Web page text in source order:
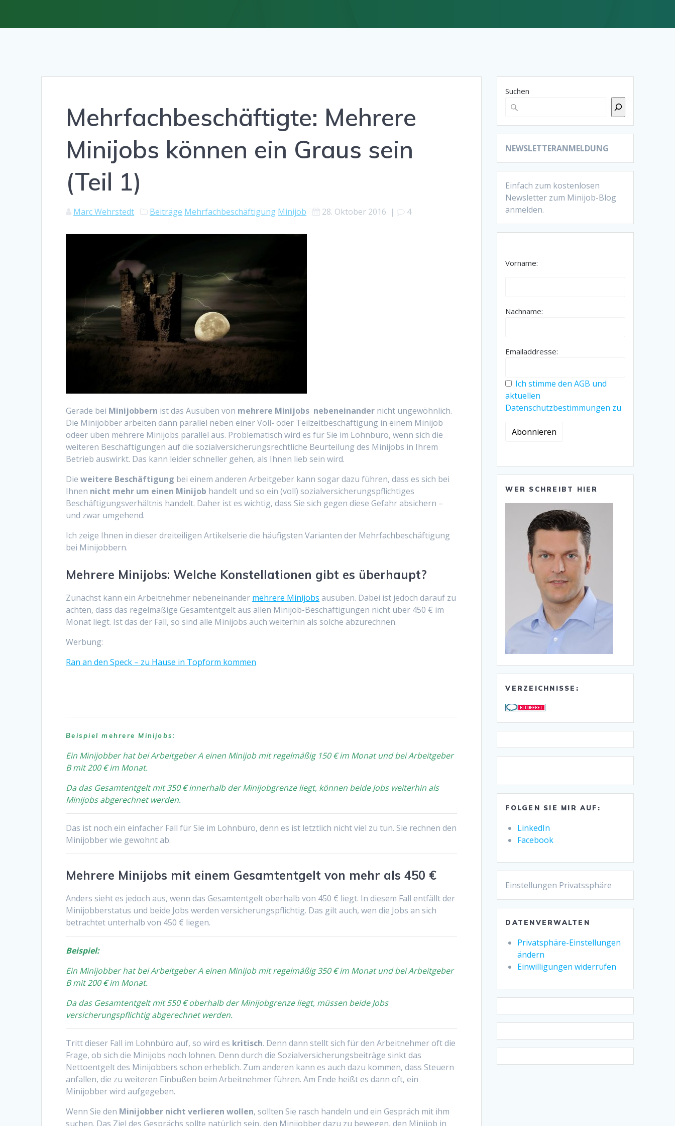
Mehrfachbeschäftigte: Mehrere
Minijobs können ein Graus sein
(Teil 1)
Marc Wehrstedt Beiträge Mehrfachbeschäftigung Minijob 28. Oktober 2016 | 4
Gerade bei Minijobbern ist das Ausüben von mehrere Minijobs nebeneinander nicht ungewöhnlich.
Die Minijobber arbeiten dann parallel neben einer Voll- oder Teilzeitbeschäftigung in einem Minijob
odeer üben mehrere Minijobs parallel aus. Problematisch wird es für Sie im Lohnbüro, wenn sich die
weiteren Beschäftigungen auf die sozialversicherungsrechtliche Beurteilung des Minijobs in Ihrem
Betrieb auswirkt. Das kann leider schneller gehen, als Ihnen lieb sein wird.
Dieweitere Beschäftigung bei einem anderen Arbeitgeber kann sogar dazu führen, dass es sich bei
Ihnen nicht mehr um einen Minijob handelt und so ein (voll) sozialversicherungspflichtiges
Beschäftigungsverhältnis handelt. Daher ist es wichtig, dass Sie sich gegen diese Gefahr absichern –
und zwar umgehend.
Ich zeige Ihnen in dieser dreiteiligen Artikelserie die häufigsten Varianten der Mehrfachbeschäftigung
bei Minijobbern.
Mehrere Minijobs: Welche Konstellationen gibt es überhaupt?
Zunächst kann ein Arbeitnehmer nebeneinander mehrere Minijobs ausüben. Dabei ist jedoch darauf zu
achten, dass das regelmäßige Gesamtentgelt aus allen Minijob-Beschäftigungen nicht über 450 € im
Monat liegt. Ist das der Fall, so sind alle Minijobs auch weiterhin als solche abzurechnen.
Werbung:
Ran an den Speck – zu Hause in Topform kommen
Beispiel mehrere Minijobs:
Ein Minijobber hat bei Arbeitgeber A einen Minijob mit regelmäßig 150 € im Monat und bei Arbeitgeber
B mit 200 € im Monat.
Da das Gesamtentgelt mit 350 € innerhalb der Minijobgrenze liegt, können beide Jobs weiterhin als
Minijobs abgerechnet werden.
Das ist noch ein einfacher Fall für Sie im Lohnbüro, denn es ist letztlich nicht viel zu tun. Sie rechnen den
Minijobber wie gewohnt ab.
Mehrere Minijobs mit einem Gesamtentgelt von mehr als 450 €
Anders sieht es jedoch aus, wenn das Gesamtentgelt oberhalb von 450 € liegt. In diesem Fall entfällt der
Minijobberstatus und beide Jobs werden versicherungspflichtig. Das gilt auch, wen die Jobs an sich
betrachtet unterhalb von 450 € liegen.
Beispiel:
Ein Minijobber hat bei Arbeitgeber A einen Minijob mit regelmäßig 350 € im Monat und bei Arbeitgeber
B mit 200 € im Monat.
Da das Gesamtentgelt mit 550 € oberhalb der Minijobgrenze liegt, müssen beide Jobs
versicherungspflichtig abgerechnet werden.
Tritt dieser Fall im Lohnbüro auf, so wird es kritisch. Denn dann stellt sich für den Arbeitnehmer oft die
Frage, ob sich die Minijobs noch lohnen. Denn durch die Sozialversicherungsbeiträge sinkt das
Nettoentgelt des Minijobbers schon erheblich. Zum anderen kann es auch dazu kommen, dass Steuern
anfallen, die zu weiteren Einbußen beim Arbeitnehmer führen. Am Ende heißt es dann oft, ein
Minijobber wird aufgegeben.
Wenn Sie den Minijobber nicht verlieren wollen, sollten Sie rasch handeln und ein Gespräch mit ihm
suchen. Das Ziel des Gesprächs sollte natürlich sein, den Minijobber dazu zu bewegen, den Minijob in
Suchen
NEWSLETTERANMELDUNG
Einfach zum kostenlosen
Newsletter zum Minijob-Blog
anmelden.
Vorname:
Nachname:
Emailaddresse:
Ich stimme den AGB und
aktuellen
Datenschutzbestimmungen zu
WER SCHREIBT HIER
VERZEICHNISSE:
FOLGEN SIE MIR AUF:
LinkedIn
Facebook
Einstellungen Privatssphäre
DATENVERWALTEN
Privatsphäre-Einstellungen
ändern
Einwilligungen widerrufen